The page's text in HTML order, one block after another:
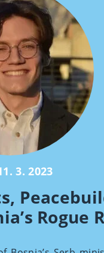
3. 2023
Rogue